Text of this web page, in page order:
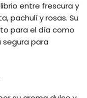
entre frescura y
pachulí y rosas. Su
para el día como
segura para